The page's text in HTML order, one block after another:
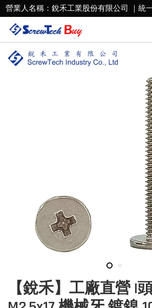
營業人名稱：銳禾工業股份有限公司 ｜統
【銳禾】工廠直營 I